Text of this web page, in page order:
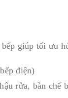
giúp tối ưu
điện)
rửa, bàn chế